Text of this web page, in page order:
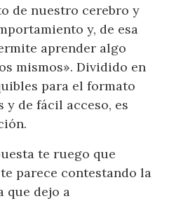
de nuestro cerebro y
y, de esa
aprender algo
mismos». Dividido en
para el formato
de fácil acceso, es
te ruego que
parece contestando la
que dejo a